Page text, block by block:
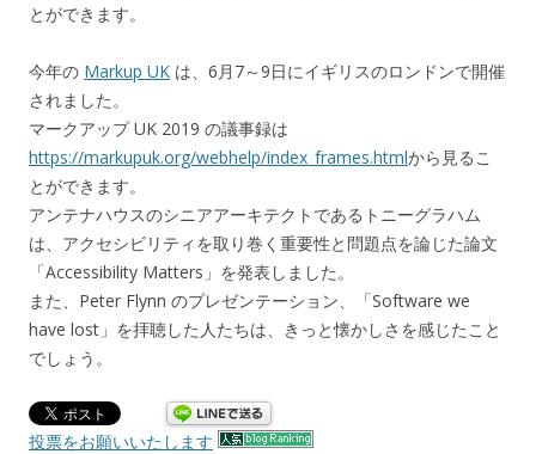
とができます。
今年の Markup UK は、6月7～9日にイギリスのロンドンで開催
されました。
マークアップ UK 2019 の議事録は
https://markupuk.org/webhelp/index_frames.htmlから見るこ
とができます。
アンテナハウスのシニアアーキテクトであるトニーグラハム
は、アクセシビリティを取り巻く重要性と問題点を論じた論文
「Accessibility Matters」を発表しました。
また、Peter Flynn のプレゼンテーション、「Software we
have lost」を拝聴した人たちは、きっと懐かしさを感じたこと
でしょう。
投票をお願いいたします